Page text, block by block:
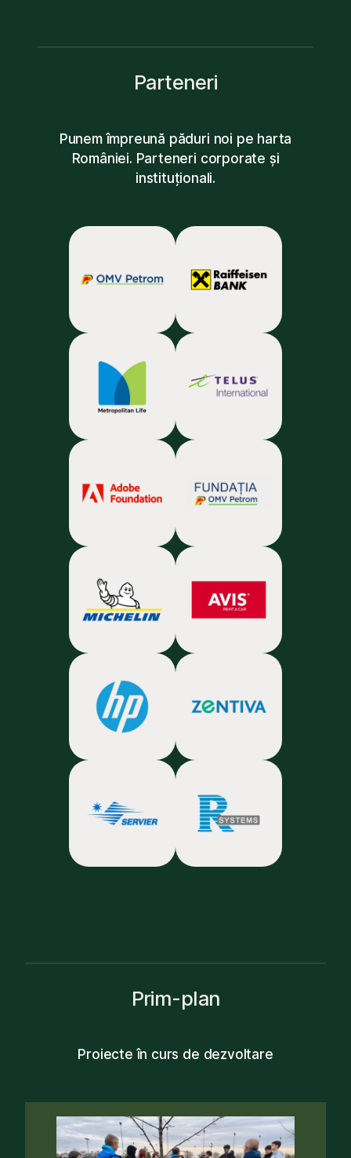
Parteneri
Punem împreună păduri noi pe harta
României. Parteneri corporate și
instituționali.
Prim-plan
Proiecte în curs de dezvoltare